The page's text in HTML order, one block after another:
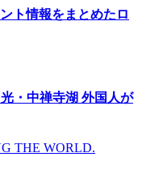
ト情報をまとめたロ
・中禅寺湖 外国人が
THE WORLD.